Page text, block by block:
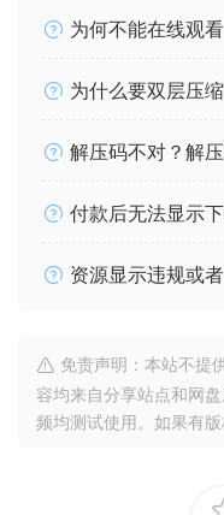
为何不能在线观看
为什么要双层压缩
解压码不对？解
付款后无法显示
资源显示违规或
免责声明：本站不提
容均来自分享站点和网
频均测试使用。如果有